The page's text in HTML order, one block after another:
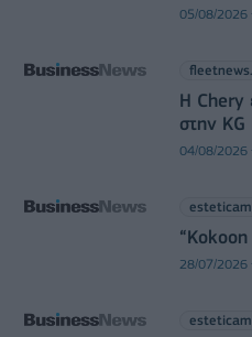
05/08/2026
Η Chery
στην
04/08/2026
28/07/2026